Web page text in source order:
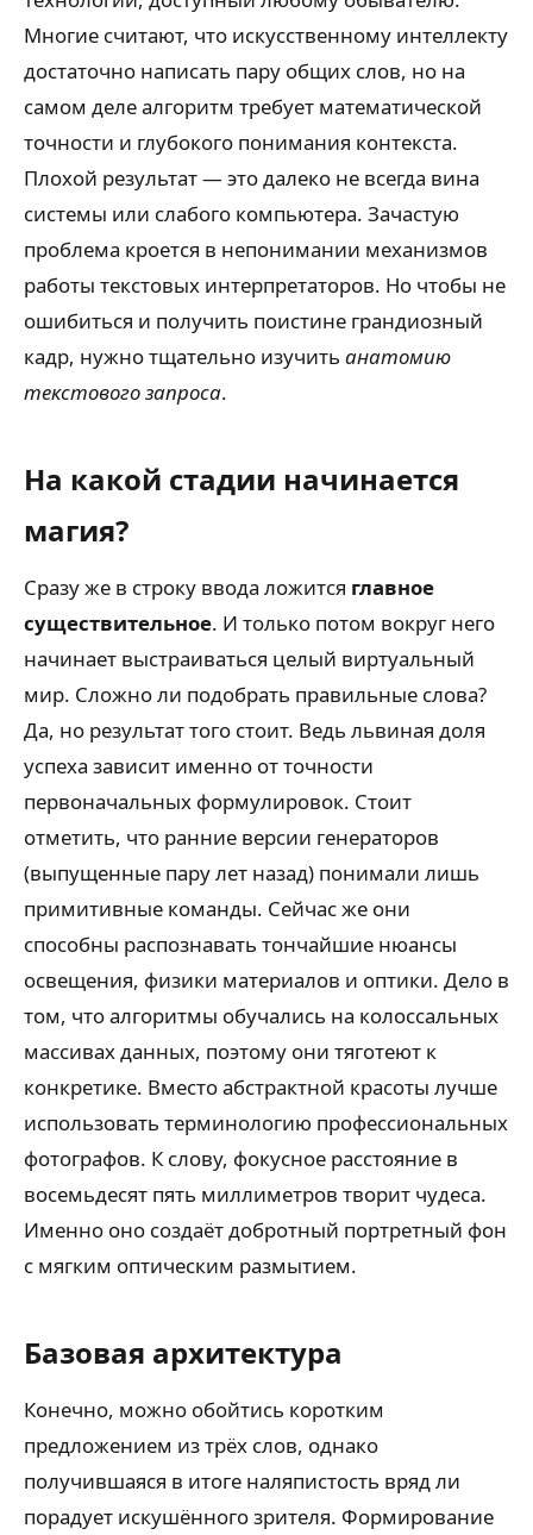
Многие считают, что искусственному интеллекту
достаточно написать пару общих слов, но на
самом деле алгоритм требует математической
точности и глубокого понимания контекста.
Плохой результат — это далеко не всегда вина
системы или слабого компьютера. Зачастую
проблема кроется в непонимании механизмов
работы текстовых интерпретаторов. Но чтобы не
ошибиться и получить поистине грандиозный
кадр, нужно тщательно изучить анатомию
текстового запроса.
На какой стадии начинается
магия?
Сразу же в строку ввода ложится главное
существительное. И только потом вокруг него
начинает выстраиваться целый виртуальный
мир. Сложно ли подобрать правильные слова?
Да, но результат того стоит. Ведь львиная доля
успеха зависит именно от точности
первоначальных формулировок. Стоит
отметить, что ранние версии генераторов
(выпущенные пару лет назад) понимали лишь
примитивные команды. Сейчас же они
способны распознавать тончайшие нюансы
освещения, физики материалов и оптики. Дело в
том, что алгоритмы обучались на колоссальных
массивах данных, поэтому они тяготеют к
конкретике. Вместо абстрактной красоты лучше
использовать терминологию профессиональных
фотографов. К слову, фокусное расстояние в
восемьдесят пять миллиметров творит чудеса.
Именно оно создаёт добротный портретный фон
с мягким оптическим размытием.
Базовая архитектура
Конечно, можно обойтись коротким
предложением из трёх слов, однако
получившаяся в итоге наляпистость вряд ли
порадует искушённого зрителя. Формирование